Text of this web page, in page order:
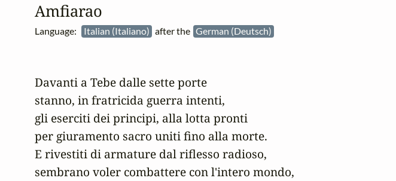
Amfiarao
Language: Italian (Italiano) after the German (Deutsch)
Davanti a Tebe dalle sette porte
stanno, in fratricida guerra intenti,
gli eserciti dei principi, alla lotta pronti
per giuramento sacro uniti fino alla morte.
E rivestiti di armature dal riflesso radioso,
sembrano voler combattere con l'intero mondo,